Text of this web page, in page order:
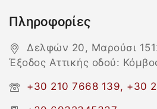
Πληροφορίες
Δελφών 20, Μαρούσι
Έξοδος Αττικής οδού:
+30 210 7668 139, +30